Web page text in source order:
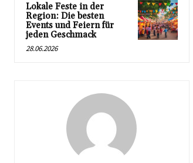
Lokale Feste in der
Region: Die besten
Events und Feiern für
jeden Geschmack
28.06.2026